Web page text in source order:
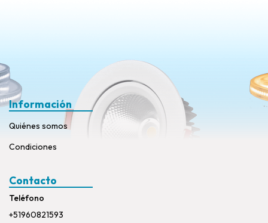
Información
Quiénes somos
Condiciones
Contacto
Teléfono
+51960821593